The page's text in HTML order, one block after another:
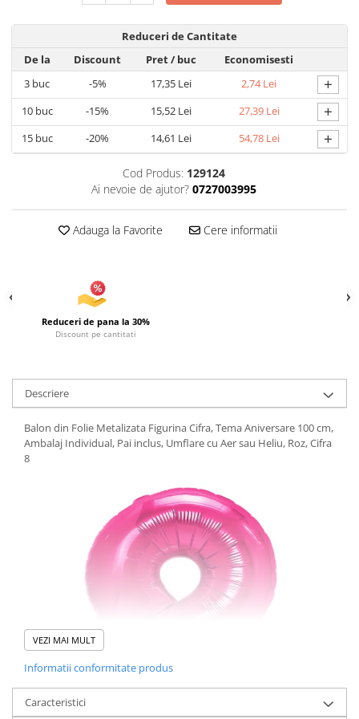
Articole pentru Iluminat
Lampi de veghe
Articole si, Echipamente pentru
Transport şi Ridicat
Pelerine, Umbrele si Accesorii
Videoproiectoare
Reduceri de Cantitate
De la
Discount Pret/ buc
Economisesti
3 buc -5% 17,35 Lei 2,74 Lei +
10buc -15% 15,52 Lei 27,39 Lei +
15buc -20% 14,61 Lei 54,78 Lei +
Cod Produs: 129124
Ai nevoie de ajutor? 0727003995
Adauga la Favorite Cere informatii
Reduceri de pana la 30%
Discount pe cantitati
Descriere
Balon din Folie Metalizata Figurina Cifra, Tema Aniversare 100 cm,
Ambalaj Individual, Pai inclus, Umflare cu Aer sau Heliu, Roz, Cifra
8
VEZI MAI MULT
Informatii conformitate produs
Caracteristici